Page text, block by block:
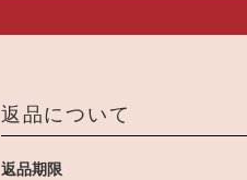
返品について
返品期限